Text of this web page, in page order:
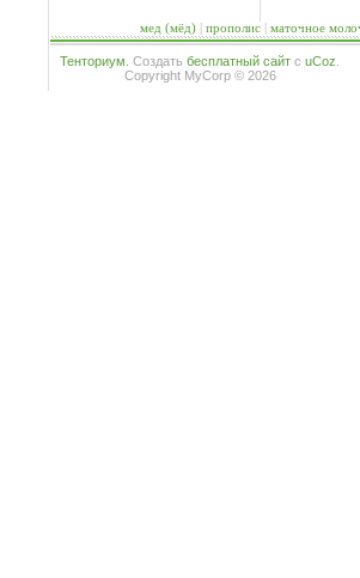
мед (мёд) прополис маточное
Тенториум. Создать бесплатный сайт с uCoz
Copyright MyCorp © 2026